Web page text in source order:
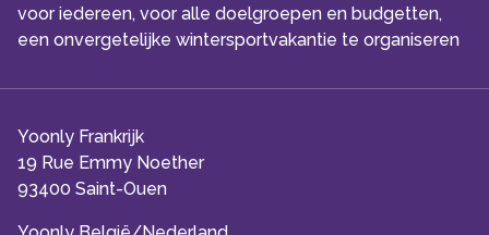
voor iedereen, voor alle doelgroepen en budgetten,
een onvergetelijke wintersportvakantie te organiseren
Yoonly Frankrijk
19 Rue Emmy Noether
93400 Saint-Ouen